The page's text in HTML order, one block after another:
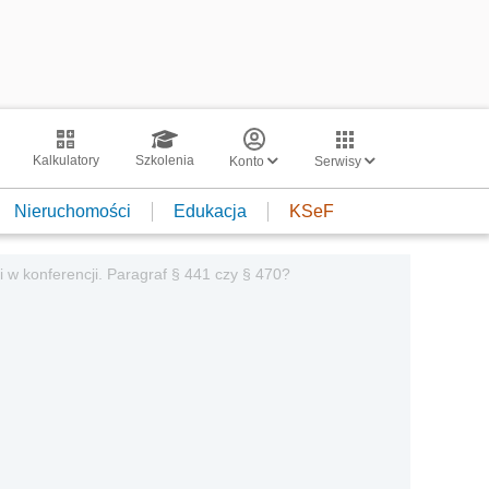
Kalkulatory Szkolenia Konto Serwisy
Nieruchomości Edukacja KSeF
w konferencji. Paragraf § 441 czy § 470?